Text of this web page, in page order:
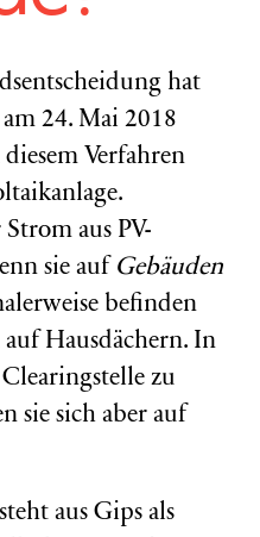
hat
24. Mai 2018
Verfahren
aus PV-
sie auf Gebäuden
befinden
auf Hausdächern. In
zu
sie sich aber auf
aus Gips als